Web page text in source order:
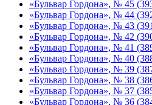
«Бульвар Гордона», № 45
«Бульвар Гордона», № 44
«Бульвар Гордона», № 43
«Бульвар Гордона», № 42
«Бульвар Гордона», № 41
«Бульвар Гордона», № 40
«Бульвар Гордона», № 39
«Бульвар Гордона», № 38
«Бульвар Гордона», № 37
«Бульвар Гордона», № 36